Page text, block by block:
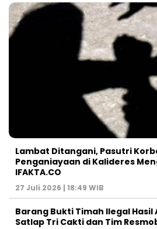
Lambat Ditangani, Pasutri
Penganiayaan di Kalideres
IFAKTA.CO
27 Juli 2026 | 18:49 WIB
Barang Bukti Timah Ilegal Hasil
Satlap Tri Cakti dan Tim